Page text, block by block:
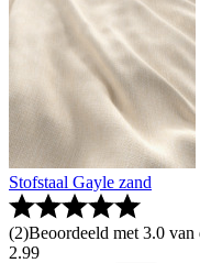
Stofstaal Gayle zand
(2)Beoordeeld met 3.0
2.99